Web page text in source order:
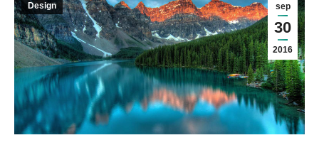
sep
30
2016
Design